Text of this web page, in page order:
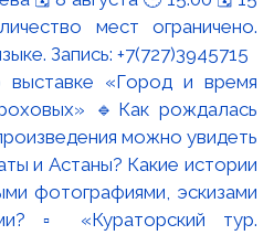
выставке «Город и время
🔹Как рождалась
можно увидеть
и Астаны? Какие истории
фотографиями, эскизами
▫️ «Кураторский тур.